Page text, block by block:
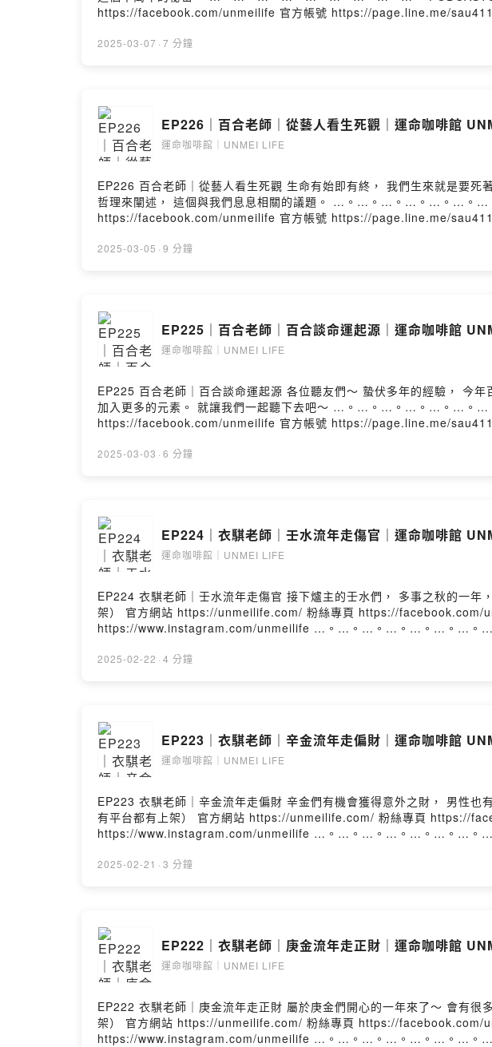
★粉絲專頁｜https://facebook.com/
--
https://facebook.com/unmeilife 官方帳號 https://page.line.me/
2025-03-07 · 7 分鐘
EP226｜百合老師｜從藝人看生死觀｜運命咖啡館
運命咖啡館｜UNMEI LIFE
EP226 百合老師｜從藝人看生死觀 生命有始即有終， 我們生來就是要死著回去， 面對必經的生命之路， 你會怎麼看待它呢？？ 讓我們一起跟著百合老師， 從易經
哲理來闡述， 這個與我們息息相關的議題。 …。…。…。…。…。…。…。…。…。 PODCASTS（所有平台都有上架） 官方網站 https://unmeilife.com/ 粉絲專頁
https://facebook.com/unmeilife 官方帳號 https://page.line.me/
2025-03-05 · 9 分鐘
EP225｜百合老師｜百合談命運起源｜運命咖啡館
運命咖啡館｜UNMEI LIFE
EP225 百合老師｜百合談命運起源 各位聽友們～ 蟄伏多年的經驗， 今年百合老師為各位精心設計了新系列。 從這個系列中， 會多方面去探討“命理”與“生命”， 也會
加入更多的元素。 就讓我們一起聽下去吧～ …。…。…。…。…。…。…。…。…。 PODCASTS（所有平台都有上架） 官方網站 https://unmeilife.com/ 粉絲專頁
https://facebook.com/unmeilife 官方帳號 https://page.line.me/
2025-03-03 · 6 分鐘
EP224｜衣騏老師｜壬水流年走傷官｜運命咖啡館
運命咖啡館｜UNMEI LIFE
EP224 衣騏老師｜壬水流年走傷官 接下爐主的壬水們， 多事之秋的一年，請萬事小心～ …。…。…。…。…。…。…。…。…。 PODCASTS（所有平台都有上
架） 官方網站 https://unmeilife.com/ 粉絲專頁 https://
https://www.instagram.com/unmeilife …。…。…。…。…。…。…。…
2025-02-22 · 4 分鐘
EP223｜衣騏老師｜辛金流年走偏財｜運命咖啡館
運命咖啡館｜UNMEI LIFE
EP223 衣騏老師｜辛金流年走偏財 辛金們有機會獲得意外之財， 男性也有異性緣，要守住才是真男人。 …。…。…。…。…。…。…。…。…。 PODCASTS（所
有平台都有上架） 官方網站 https://unmeilife.com/ 粉絲專頁 https://
https://www.instagram.com/unmeilife …。…。…。…。…。…。…。…
2025-02-21 · 3 分鐘
EP222｜衣騏老師｜庚金流年走正財｜運命咖啡館
運命咖啡館｜UNMEI LIFE
EP222 衣騏老師｜庚金流年走正財 屬於庚金們開心的一年來了～ 會有很多賺錢的機會唷～ …。…。…。…。…。…。…。…。…。 PODCASTS（所有平台都有上
架） 官方網站 https://unmeilife.com/ 粉絲專頁 https://
https://www.instagram.com/unmeilife …。…。…。…。…。…。…。…